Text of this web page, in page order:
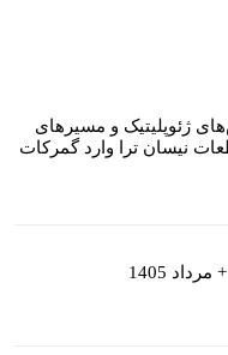
ژئوپلیتیک و مسیرهای
نیسان ترا وارد گمرکات
1405